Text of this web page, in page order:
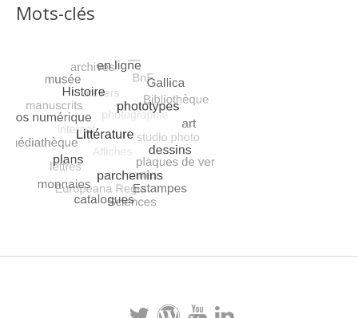
Mots-clés